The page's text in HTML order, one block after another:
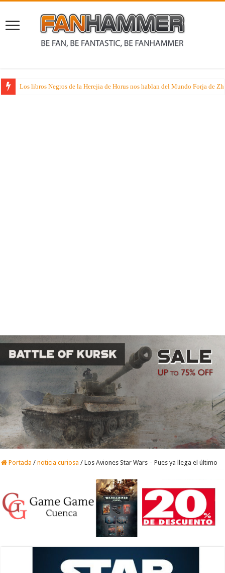
Rumores sobre dos juegos de especialista muy esperados que suenan
Portada / noticia curiosa / Los Aviones Star Wars – Pues ya llega el último